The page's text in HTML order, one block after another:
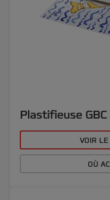
Plastifieuse
VOIR
OÙ